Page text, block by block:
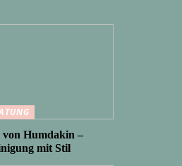
von Humdakin –
mit Stil